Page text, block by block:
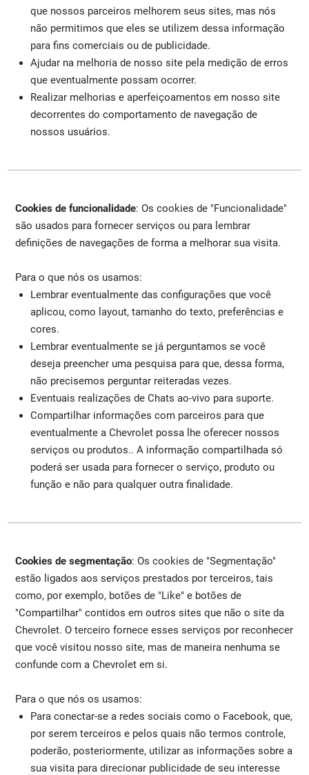
que nossos parceiros melhorem seus sites, mas nós
não permitimos que eles se utilizem dessa informação
para fins comerciais ou de publicidade.
Ajudar na melhoria de nosso site pela medição de erros
que eventualmente possam ocorrer.
Realizar melhorias e aperfeiçoamentos em nosso site
decorrentes do comportamento de navegação de
nossos usuários.
Cookies de funcionalidade: Os cookies de "Funcionalidade"
são usados para fornecer serviços ou para lembrar
definições de navegações de forma a melhorar sua visita.
Para o que nós os usamos:
Lembrar eventualmente das configurações que você
aplicou, como layout, tamanho do texto, preferências e
cores.
Lembrar eventualmente se já perguntamos se você
deseja preencher uma pesquisa para que, dessa forma,
não precisemos perguntar reiteradas vezes.
Eventuais realizações de Chats ao-vivo para suporte.
Compartilhar informações com parceiros para que
eventualmente a Chevrolet possa lhe oferecer nossos
serviços ou produtos.. A informação compartilhada só
poderá ser usada para fornecer o serviço, produto ou
função e não para qualquer outra finalidade.
Cookies de segmentação: Os cookies de "Segmentação"
estão ligados aos serviços prestados por terceiros, tais
como, por exemplo, botões de "Like" e botões de
"Compartilhar" contidos em outros sites que não o site da
Chevrolet. O terceiro fornece esses serviços por reconhecer
que você visitou nosso site, mas de maneira nenhuma se
confunde com a Chevrolet em si.
Para o que nós os usamos:
Para conectar-se a redes sociais como o Facebook, que,
por serem terceiros e pelos quais não termos controle,
poderão, posteriormente, utilizar as informações sobre a
sua visita para direcionar publicidade de seu interesse